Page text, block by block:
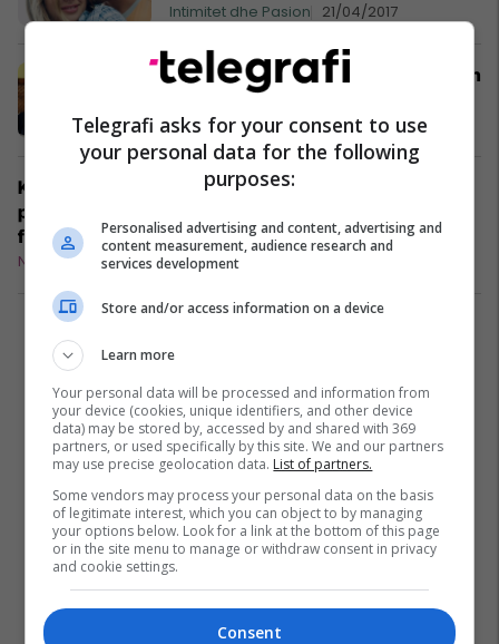
Intimitet dhe Pasion 21/04/2017
3 në 1: Poza “anticelulite” në të cilën
dominon femra
Intimitet dhe Pasion 17/04/2017
Kur mashkulli
përqafon
femrën, asaj i
rriten krahët:
Nëse ju
përqafon
kështu do të
thotë që ju do
pa kufi!
Në çift 16/04/2017
Telegrafi asks for your consent to use
your personal data for the following
purposes:
Personalised advertising and content, advertising and
content measurement, audience research and
services development
Store and/or access information on a device
Learn more
Your personal data will be processed and information from
your device (cookies, unique identifiers, and other device
data) may be stored by, accessed by and shared with 369
partners, or used specifically by this site. We and our partners
may use precise geolocation data. List of partners.
Some vendors may process your personal data on the basis
of legitimate interest, which you can object to by managing
your options below. Look for a link at the bottom of this page
or in the site menu to manage or withdraw consent in privacy
and cookie settings.
Consent